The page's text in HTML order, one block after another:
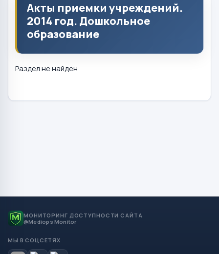
Акты приемки учреждений.
2014 год. Дошкольное
образование
Раздел не найден
МОНИТОРИНГ ДОСТУПНОСТИ САЙТА
@Mediops Monitor
МЫ В СОЦСЕТЯХ